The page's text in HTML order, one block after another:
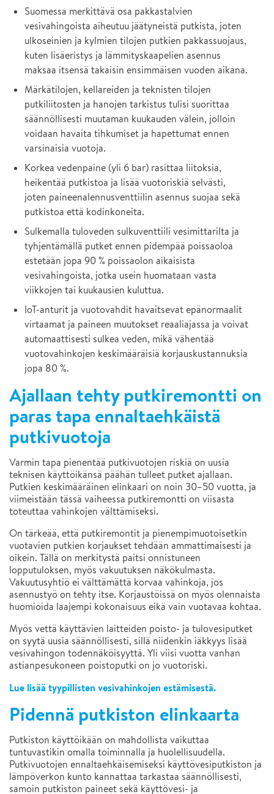
Suomessa merkittävä osa pakkastalvien
vesivahingoista aiheutuu jäätyneistä putkista, joten
ulkoseinien ja kylmien tilojen putkien pakkassuojaus,
kuten lisäeristys ja lämmityskaapelien asennus
maksaa itsensä takaisin ensimmäisen vuoden aikana.
Märkätilojen, kellareiden ja teknisten tilojen
putkiliitosten ja hanojen tarkistus tulisi suorittaa
säännöllisesti muutaman kuukauden välein, jolloin
voidaan havaita tihkumiset ja hapettumat ennen
varsinaisia vuotoja.
Korkea vedenpaine (yli 6 bar) rasittaa liitoksia,
heikentää putkistoa ja lisää vuotoriskiä selvästi,
joten paineenalennusventtiilin asennus suojaa sekä
putkistoa että kodinkoneita.
Sulkemalla tuloveden sulkuventtiili vesimittarilta ja
tyhjentämällä putket ennen pidempää poissaoloa
estetään jopa 90 % poissaolon aikaisista
vesivahingoista, jotka usein huomataan vasta
viikkojen tai kuukausien kuluttua.
IoT-anturit ja vuotovahdit havaitsevat epänormaalit
virtaamat ja paineen muutokset reaaliajassa ja voivat
automaattisesti sulkea veden, mikä vähentää
vuotovahinkojen keskimääräisiä korjauskustannuksia
jopa 80 %.
Ajallaan tehty putkiremontti on
paras tapa ennaltaehkäistä
putkivuotoja
Varmin tapa pienentää putkivuotojen riskiä on uusia
teknisen käyttöikänsä päähän tulleet putket ajallaan.
Putkien keskimääräinen elinkaari on noin 30–50 vuotta, ja
viimeistään tässä vaiheessa putkiremontti on viisasta
toteuttaa vahinkojen välttämiseksi.
On tärkeää, että putkiremontit ja pienempimuotoisetkin
vuotavien putkien korjaukset tehdään ammattimaisesti ja
oikein. Tällä on merkitystä paitsi onnistuneen
lopputuloksen, myös vakuutuksen näkökulmasta.
Vakuutusyhtiö ei välttämättä korvaa vahinkoja, jos
asennustyö on tehty itse. Korjaustöissä on myös olennaista
huomioida laajempi kokonaisuus eikä vain vuotavaa kohtaa.
Myös vettä käyttävien laitteiden poisto- ja tulovesiputket
on syytä uusia säännöllisesti, sillä niidenkin iäkkyys lisää
vesivahingon todennäköisyyttä. Yli viisi vuotta vanhan
astianpesukoneen poistoputki on jo vuotoriski.
Lue lisää tyypillisten vesivahinkojen estämisestä.
Pidennä putkiston elinkaarta
Putkiston käyttöikään on mahdollista vaikuttaa
tuntuvastikin omalla toiminnalla ja huolellisuudella.
Putkivuotojen ennaltaehkäisemiseksi käyttövesiputkiston ja
lämpöverkon kunto kannattaa tarkastaa säännöllisesti,
samoin putkiston paineet sekä käyttövesi- ja